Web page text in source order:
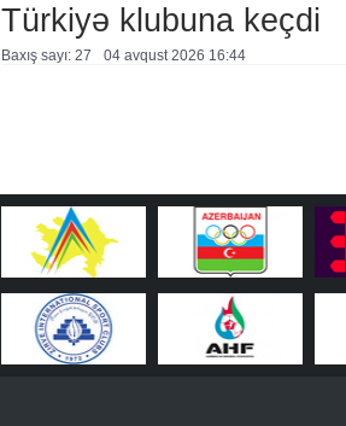
Türkiyə klubuna keçdi
Baxış sayı: 27 04 avqust 2026 16:44